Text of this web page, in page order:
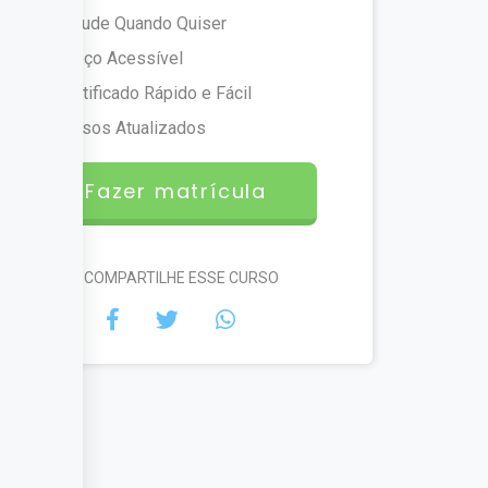
Estude Quando Quiser
Preço Acessível
Certificado Rápido e Fácil
Cursos Atualizados
Fazer matrícula
#COMPARTILHE ESSE CURSO